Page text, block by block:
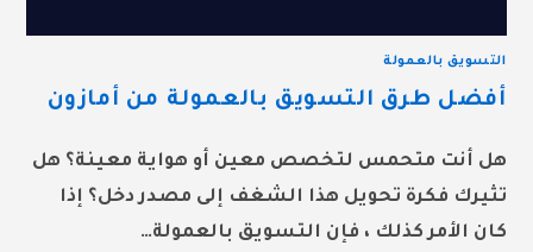
التسويق بالعمولة
أفضل طرق التسويق بالعمولة من أمازون
هل أنت متحمس لتخصص معين أو هواية معينة؟ هل
تثيرك فكرة تحويل هذا الشغف إلى مصدر دخل؟ إذا
كان الأمر كذلك ، فإن التسويق بالعمولة…